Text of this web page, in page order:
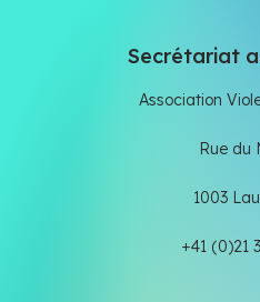
Secrétariat
Association
Rue du
1003
+41 (0)21